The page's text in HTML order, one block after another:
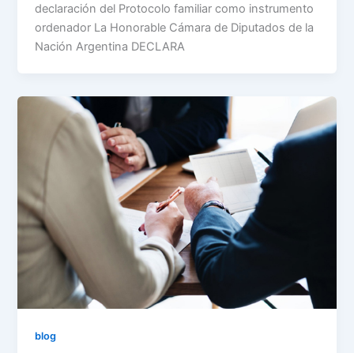
declaración del Protocolo familiar como instrumento
ordenador La Honorable Cámara de Diputados de la
Nación Argentina DECLARA
blog